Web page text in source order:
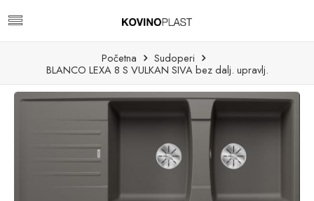
Početna
Sudoperi
BLANCO LEXA 8 S VULKAN SIVA bez dalj. upravlj.